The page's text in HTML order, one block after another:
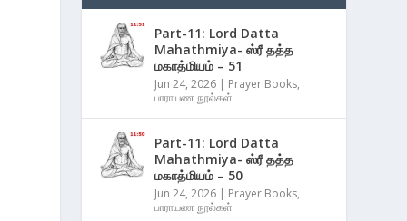
Part-11: Lord Datta
Mahathmiya- ஸ்ரீ தத்த
மகாத்மியம் – 51
Jun 24, 2026 | Prayer Books,
பாராயண நூல்கள்
Part-11: Lord Datta
Mahathmiya- ஸ்ரீ தத்த
மகாத்மியம் – 50
Jun 24, 2026 | Prayer Books,
பாராயண நூல்கள்